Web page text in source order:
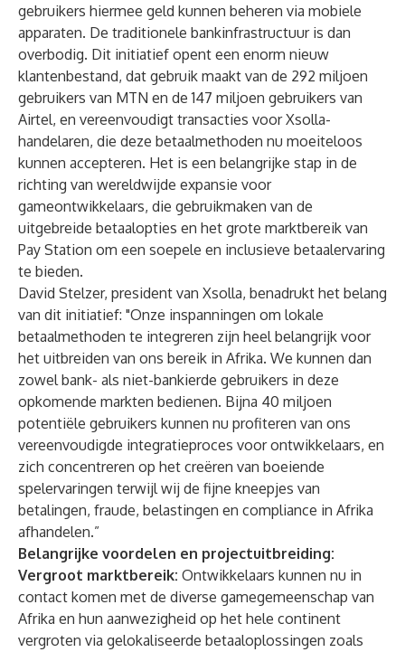
gebruikers hiermee geld kunnen beheren via mobiele
apparaten. De traditionele bankinfrastructuur is dan
overbodig. Dit initiatief opent een enorm nieuw
klantenbestand, dat gebruik maakt van de 292 miljoen
gebruikers van MTN en de 147 miljoen gebruikers van
Airtel, en vereenvoudigt transacties voor Xsolla-
handelaren, die deze betaalmethoden nu moeiteloos
kunnen accepteren. Het is een belangrijke stap in de
richting van wereldwijde expansie voor
gameontwikkelaars, die gebruikmaken van de
uitgebreide betaalopties en het grote marktbereik van
Pay Station om een soepele en inclusieve betaalervaring
te bieden.
David Stelzer, president van Xsolla, benadrukt het belang
van dit initiatief: "Onze inspanningen om lokale
betaalmethoden te integreren zijn heel belangrijk voor
het uitbreiden van ons bereik in Afrika. We kunnen dan
zowel bank- als niet-bankierde gebruikers in deze
opkomende markten bedienen. Bijna 40 miljoen
potentiële gebruikers kunnen nu profiteren van ons
vereenvoudigde integratieproces voor ontwikkelaars, en
zich concentreren op het creëren van boeiende
spelervaringen terwijl wij de fijne kneepjes van
betalingen, fraude, belastingen en compliance in Afrika
afhandelen.”
Belangrijke voordelen en projectuitbreiding:
Vergroot marktbereik: Ontwikkelaars kunnen nu in
contact komen met de diverse gamegemeenschap van
Afrika en hun aanwezigheid op het hele continent
vergroten via gelokaliseerde betaaloplossingen zoals